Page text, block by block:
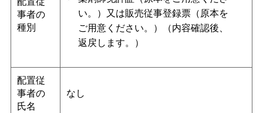
事者の
種別
い。）又は販売従事登録票（原本を
ご用意ください。）（内容確認後、
返戻します。）
配置従
事者の
氏名
なし